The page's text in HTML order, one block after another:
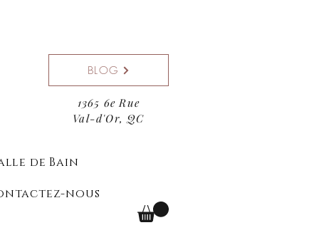
1365 6e Rue
Val-d'Or, QC
BLOG
de Bain
nous